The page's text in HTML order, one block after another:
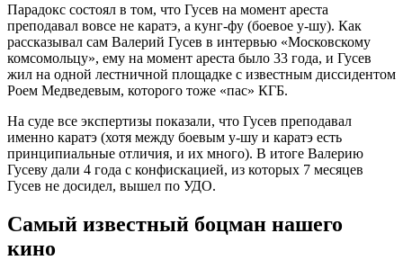
Парадокс состоял в том, что Гусев на момент ареста
преподавал вовсе не каратэ, а кунг-фу (боевое у-шу). Как
рассказывал сам Валерий Гусев в интервью «Московскому
комсомольцу», ему на момент ареста было 33 года, и Гусев
жил на одной лестничной площадке с известным диссидентом
Роем Медведевым, которого тоже «пас» КГБ.
На суде все экспертизы показали, что Гусев преподавал
именно каратэ (хотя между боевым у-шу и каратэ есть
принципиальные отличия, и их много). В итоге Валерию
Гусеву дали 4 года с конфискацией, из которых 7 месяцев
Гусев не досидел, вышел по УДО.
Самый известный боцман нашего
кино